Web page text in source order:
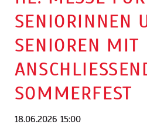
SENIORINNEN
SENIOREN MIT
OMMERFEST
18.06.2026 15:00